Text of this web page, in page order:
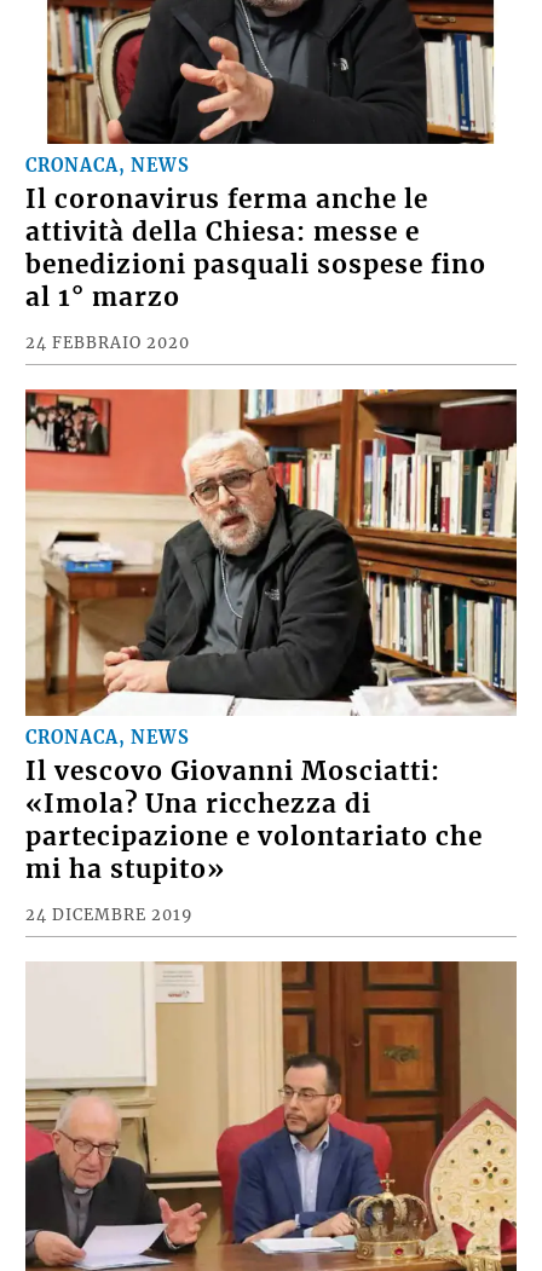
CRONACA, NEWS
Il coronavirus ferma anche le
attività della Chiesa: messe e
benedizioni pasquali sospese fino
al 1° marzo
24 FEBBRAIO 2020
CRONACA, NEWS
Il vescovo Giovanni Mosciatti:
«Imola? Una ricchezza di
partecipazione e volontariato che
mi ha stupito»
24 DICEMBRE 2019